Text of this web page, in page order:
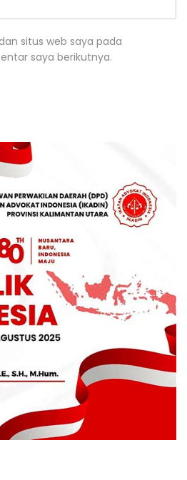
situs web saya pada
saya berikutnya.